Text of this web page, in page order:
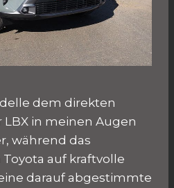
dem direkten
in meinen Augen
während das
auf kraftvolle
darauf abgestimmte